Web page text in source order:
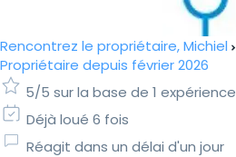
Rencontrez le propriétaire, Michiel
Propriétaire depuis février 2026
5/5 sur la base de 1 expérience
Déjà loué 6 fois
Réagit dans un délai d'un jour